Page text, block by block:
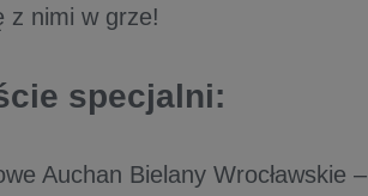
z nimi w grze!
specjalni:
Auchan Bielany Wrocławskie –